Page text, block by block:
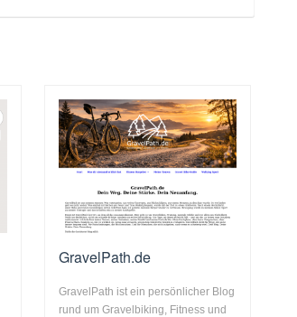
GravelPath.de
GravelPath ist ein persönlicher Blog
rund um Gravelbiking, Fitness und